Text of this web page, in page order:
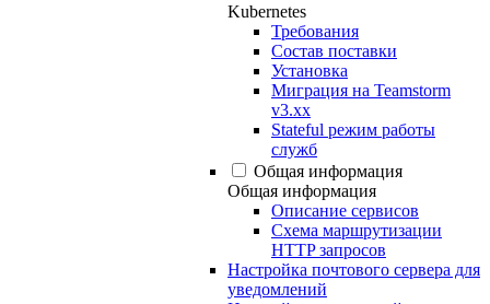
Kubernetes
Требования
Состав поставки
Установка
Миграция на Teamstorm
v3.xx
Stateful режим работы
служб
Общая информация
Общая информация
Описание сервисов
Схема маршрутизации
HTTP запросов
Настройка почтового сервера для
уведомлений